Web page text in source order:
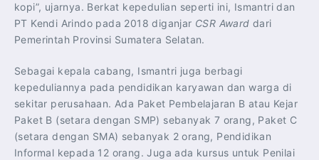
kopi”, ujarnya. Berkat kepedulian seperti ini, Ismantri dan
PT Kendi Arindo pada 2018 diganjar CSR Award dari
Pemerintah Provinsi Sumatera Selatan.
Sebagai kepala cabang, Ismantri juga berbagi
kepeduliannya pada pendidikan karyawan dan warga di
sekitar perusahaan. Ada Paket Pembelajaran B atau Kejar
Paket B (setara dengan SMP) sebanyak 7 orang, Paket C
(setara dengan SMA) sebanyak 2 orang, Pendidikan
Informal kepada 12 orang. Juga ada kursus untuk Penilai